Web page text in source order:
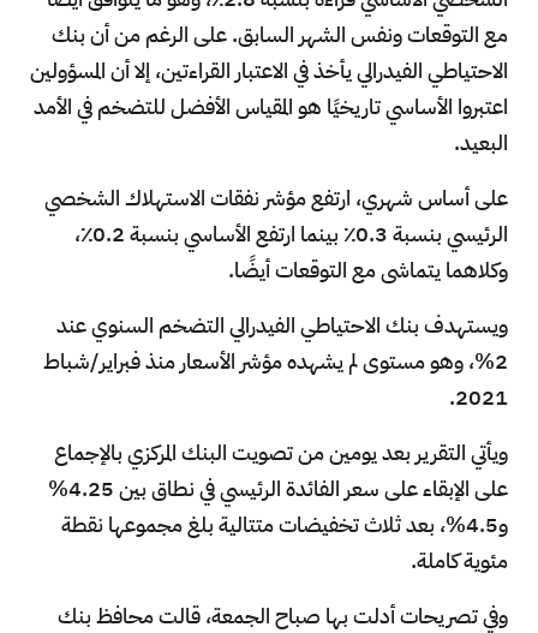
مع التوقعات ونفس الشهر السابق. على الرغم من أن بنك
الاحتياطي الفيدرالي يأخذ في الاعتبار القراءتين، إلا أن المسؤولين
اعتبروا الأساسي تاريخيًا هو المقياس الأفضل للتضخم في الأمد
البعيد.
على أساس شهري، ارتفع مؤشر نفقات الاستهلاك الشخصي
الرئيسي بنسبة 0.3٪ بينما ارتفع الأساسي بنسبة 0.2٪،
وكلاهما يتماشى مع التوقعات أيضًا.
ويستهدف بنك الاحتياطي الفيدرالي التضخم السنوي عند
2%، وهو مستوى لم يشهده مؤشر الأسعار منذ فبراير/شباط
2021.
ويأتي التقرير بعد يومين من تصويت البنك المركزي بالإجماع
على الإبقاء على سعر الفائدة الرئيسي في نطاق بين 4.25%
و4.5%، بعد ثلاث تخفيضات متتالية بلغ مجموعها نقطة
مئوية كاملة.
وفي تصريحات أدلت بها صباح الجمعة، قالت محافظ بنك